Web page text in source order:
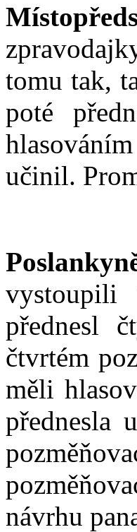
tomu tak,
poté
učinil.
vystoupili
přednesl
čtvrtém
měli
přednesla
návrhu